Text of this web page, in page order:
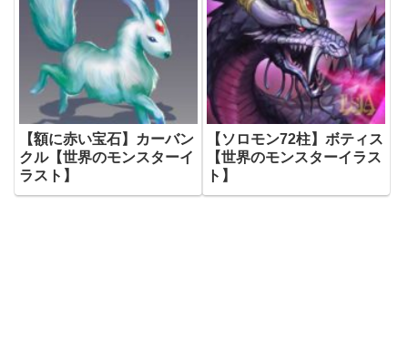
【額に赤い宝石】カーバン
クル【世界のモンスターイ
ラスト】
【ソロモン72柱】ボティス
【世界のモンスターイラス
ト】